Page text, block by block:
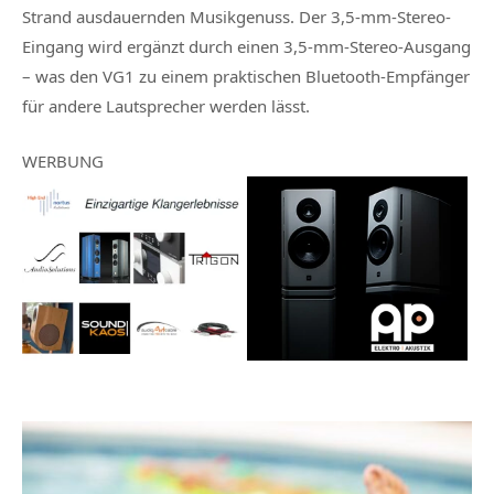
Strand ausdauernden Musikgenuss. Der 3,5-mm-Stereo-
Eingang wird ergänzt durch einen 3,5-mm-Stereo-Ausgang
– was den VG1 zu einem praktischen Bluetooth-Empfänger
für andere Lautsprecher werden lässt.
WERBUNG